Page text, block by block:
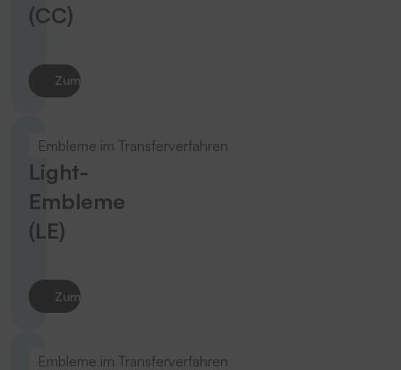
(CC)
Zum Produkt
Embleme im Transferverfahren
Light-
Embleme
(LE)
Zum Produkt
Embleme im Transferverfahren